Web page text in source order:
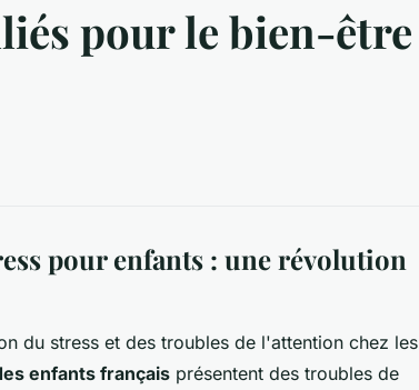
pour le bien-être
pour enfants : une révolution
du stress et des troubles de l'attention chez les
enfants français présentent des troubles de